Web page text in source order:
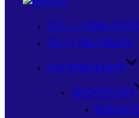
ТЕЛ.: +7 9044
TG: +7 982 9156175
НАПРАВЛЕНИЯ
ЭКСКУРСИИ